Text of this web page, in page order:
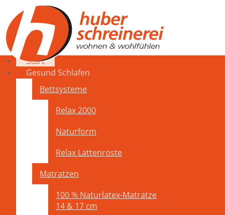
Start
Gesund Schlafen
Bettsysteme
Relax 2000
Naturform
Relax Lattenroste
Matratzen
100 % Naturlatex-Matratze
14 & 17 cm